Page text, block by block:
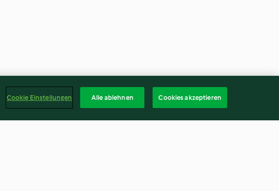
Cookie Einstellungen Alle ablehnen Cookies akzeptieren